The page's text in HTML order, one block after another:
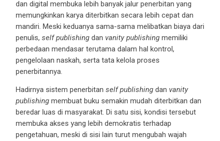
dan digital membuka lebih banyak jalur penerbitan yang
memungkinkan karya diterbitkan secara lebih cepat dan
mandiri. Meski keduanya sama-sama melibatkan biaya dari
penulis, self publishingdan vanity publishingmemiliki
perbedaan mendasar terutama dalam hal kontrol,
pengelolaan naskah, serta tata kelola proses
penerbitannya.
Hadirnya sistem penerbitan self publishing dan vanity
publishing membuat buku semakin mudah diterbitkan dan
beredar luas di masyarakat. Di satu sisi, kondisi tersebut
membuka akses yang lebih demokratis terhadap
pengetahuan, meski di sisi lain turut mengubah wajah